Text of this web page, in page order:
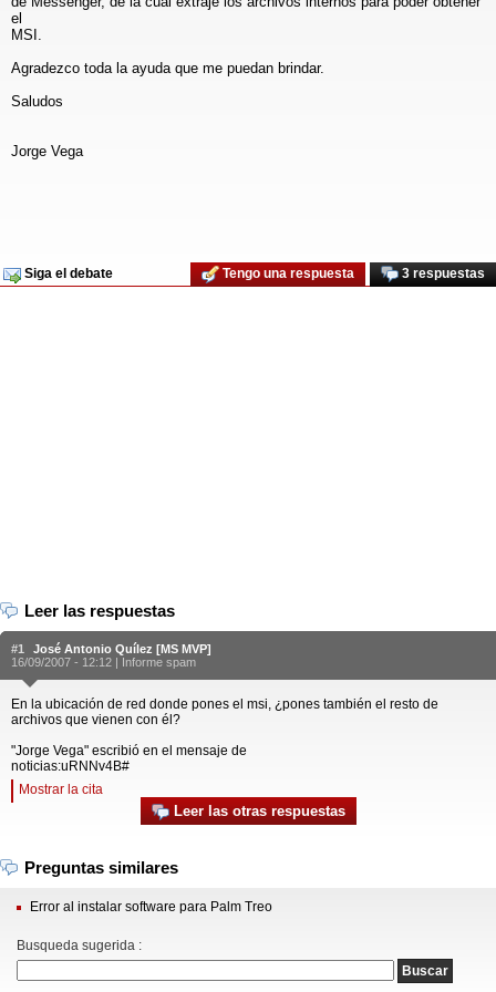
el
MSI.
Agradezco toda la ayuda que me puedan brindar.
Saludos
Jorge Vega
Siga el debate 3 respuestas
Tengo una respuesta
Leer las respuestas
#1
José Antonio Quílez [MS MVP]
16/09/2007 - 12:12 | Informe spam
En la ubicación de red donde pones el msi, ¿pones también el resto de
archivos que vienen con él?
"Jorge Vega" escribió en el mensaje de
noticias:uRNNv4B#
Mostrar la cita
Leer las otras respuestas
Preguntas similares
Error al instalar software para Palm Treo
Busqueda sugerida :